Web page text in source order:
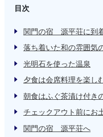
目次
関門の宿 源平荘に到
落ち着いた和の雰囲気
光明石を使った温泉
夕食は会席料理を楽し
朝食はふぐ茶漬け付き
チェックアウト前にお
関門の宿 源平荘へ